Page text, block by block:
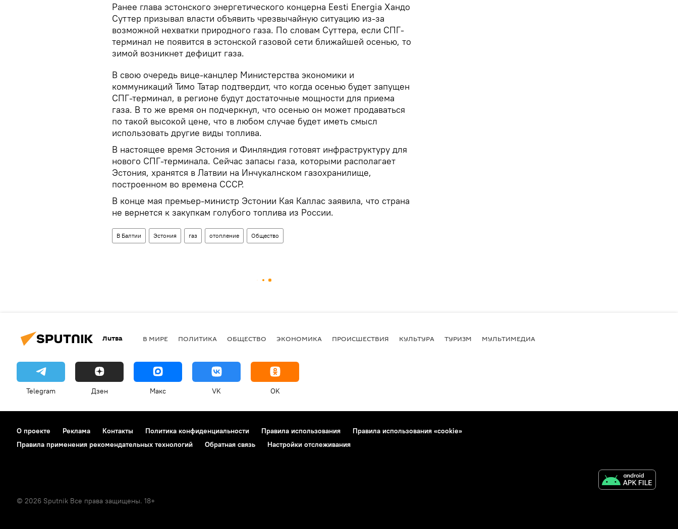
Ранее глава эстонского энергетического концерна Eesti Energia Хандо
Суттер призывал власти объявить чрезвычайную ситуацию из-за
возможной нехватки природного газа. По словам Суттера, если СПГ-
терминал не появится в эстонской газовой сети ближайшей осенью, то
зимой возникнет дефицит газа.
В свою очередь вице-канцлер Министерства экономики и
коммуникаций Тимо Татар подтвердит, что когда осенью будет запущен
СПГ-терминал, в регионе будут достаточные мощности для приема
газа. В то же время он подчеркнул, что осенью он может продаваться
по такой высокой цене, что в любом случае будет иметь смысл
использовать другие виды топлива.
В настоящее время Эстония и Финляндия готовят инфраструктуру для
нового СПГ-терминала. Сейчас запасы газа, которыми располагает
Эстония, хранятся в Латвии на Инчукалнском газохранилище,
построенном во времена СССР.
В конце мая премьер-министр Эстонии Кая Каллас заявила, что страна
не вернется к закупкам голубого топлива из России.
В Балтии Эстония газ отопление Общество
Литва В МИРЕ ПОЛИТИКА ОБЩЕСТВО ЭКОНОМИКА ПРОИСШЕСТВИЯ КУЛЬТУРА ТУРИЗМ МУЛЬТИМЕДИА
Telegram Дзен Макс VK OK
О проекте Реклама Контакты Политика конфиденциальности Правила использования
Правила использования «cookie»
Правила применения рекомендательных технологий
Обратная связь Настройки отслеживания
© 2026 Sputnik Все права защищены. 18+